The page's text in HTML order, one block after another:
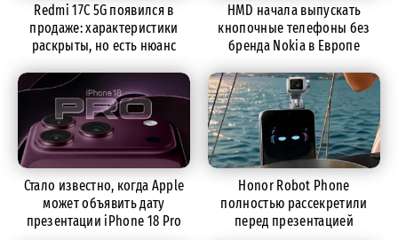
Redmi 17C 5G появился в
продаже: характеристики
раскрыты, но есть нюанс
HMD начала выпускать
кнопочные телефоны без
бренда Nokia в Европе
Стало известно, когда Apple
может объявить дату
презентации iPhone 18 Pro
Honor Robot Phone
полностью рассекретили
перед презентацией